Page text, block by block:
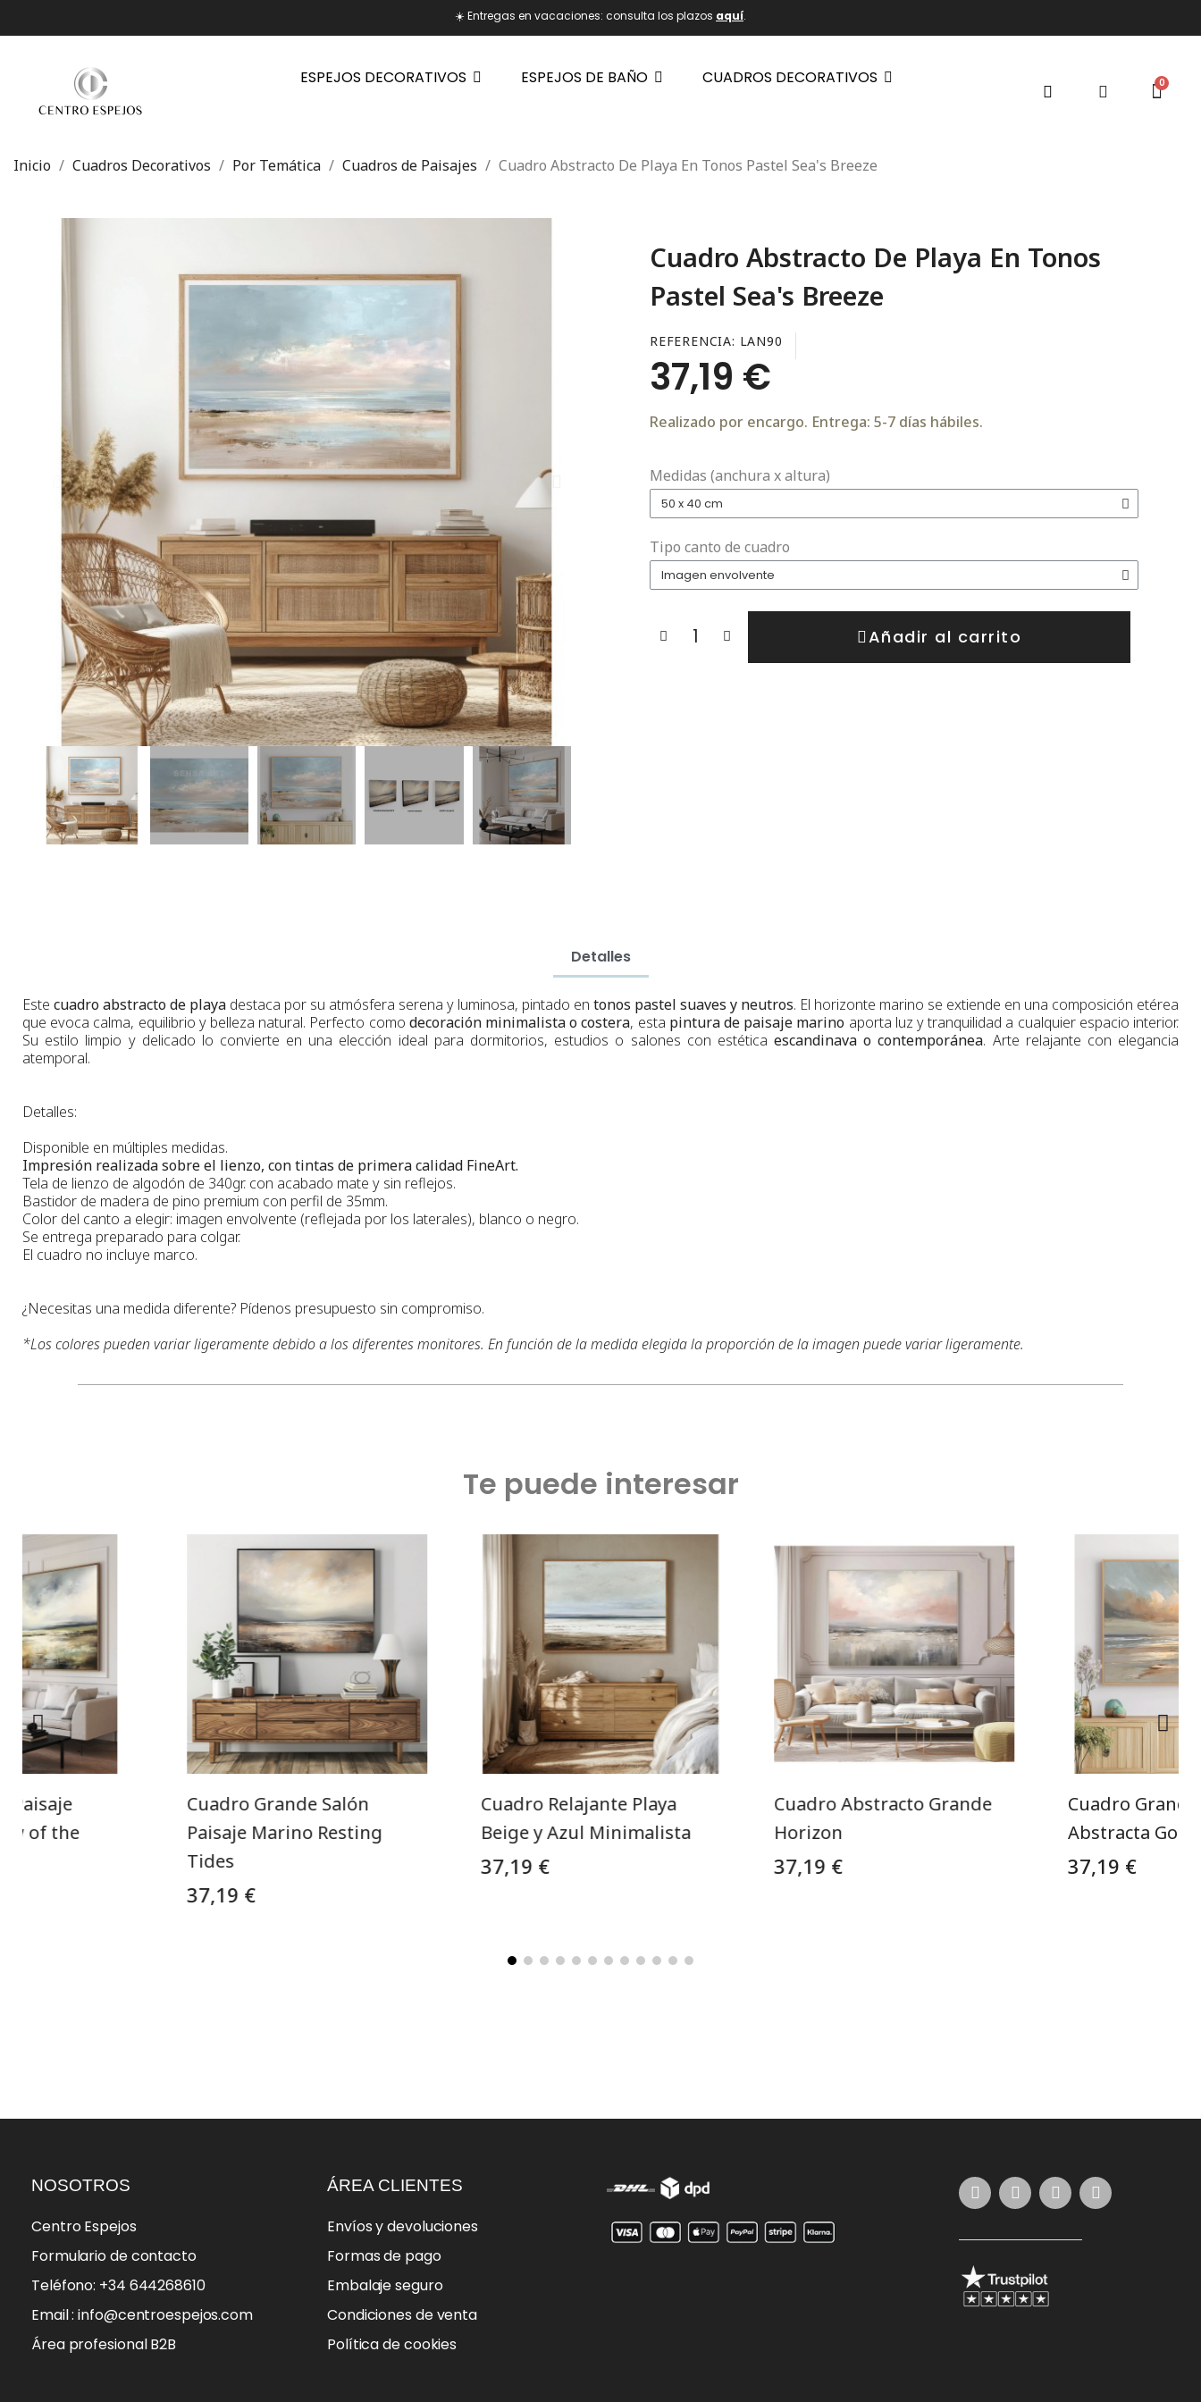
☀️ Entregas en vacaciones: consulta los plazos aquí.
ESPEJOS DECORATIVOS ESPEJOS DE BAÑO CUADROS DECORATIVOS
Inicio Cuadros Decorativos Por Temática Cuadros de Paisajes Cuadro Abstracto De Playa En Tonos Pastel Sea's Breeze
Cuadro Abstracto De Playa En Tonos
Pastel Sea's Breeze
REFERENCIA LAN90
37,19 €
Realizado por encargo. Entrega: 5-7 días hábiles.
Medidas (anchura x altura)
Tipo canto de cuadro
Añadir al carrito
Detalles
Este cuadro abstracto de playa destaca por su atmósfera serena y luminosa, pintado en tonos pastel suaves y neutros. El horizonte marino se extiende en una composición etérea
que evoca calma, equilibrio y belleza natural. Perfecto como decoración minimalista o costera, esta pintura de paisaje marino aporta luz y tranquilidad a cualquier espacio interior.
Su estilo limpio y delicado lo convierte en una elección ideal para dormitorios, estudios o salones con estética escandinava o contemporánea. Arte relajante con elegancia
atemporal.
Detalles:
Disponible en múltiples medidas.
Impresión realizada sobre el lienzo, con tintas de primera calidad FineArt.
Tela de lienzo de algodón de 340gr. con acabado mate y sin reflejos.
Bastidor de madera de pino premium con perfil de 35mm.
Color del canto a elegir: imagen envolvente (reflejada por los laterales), blanco o negro.
Se entrega preparado para colgar.
El cuadro no incluye marco.
¿Necesitas una medida diferente? Pídenos presupuesto sin compromiso.
*Los colores pueden variar ligeramente debido a los diferentes monitores. En función de la medida elegida la proporción de la imagen puede variar ligeramente.
Te puede interesar
Paisaje
of the
Cuadro Grande Salón
Paisaje Marino Resting
Tides
37,19 €
Cuadro Relajante Playa
Beige y Azul Minimalista
37,19 €
Cuadro Abstracto Grande
Horizon
37,19 €
Cuadro
Abstracta
37,19 €
NOSOTROS
Centro Espejos
Formulario de contacto
Teléfono: +34 644268610
Email : info@centroespejos.com
Área profesional B2B
ÁREA CLIENTES
Envíos y devoluciones
Formas de pago
Embalaje seguro
Condiciones de venta
Política de cookies